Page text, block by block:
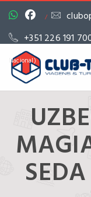
/
+351 226 191
Nacional)